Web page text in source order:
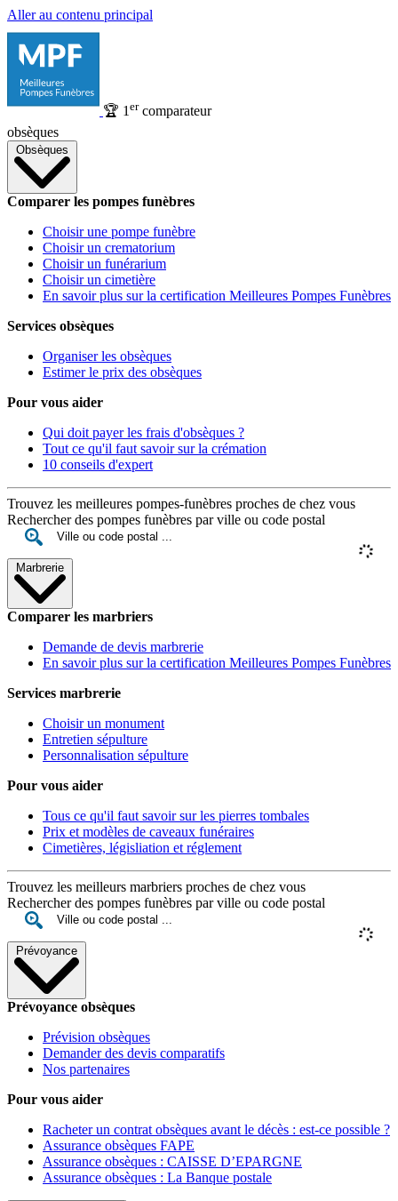
Aller au contenu principal
🏆 1 ercomparateur
obsèques
Obsèques
Comparer les pompes funèbres
Choisir une pompe funèbre
Choisir un crematorium
Choisir un funérarium
Choisir un cimetière
En savoir plus sur la certification Meilleures Pompes Funèbres
Services obsèques
Organiser les obsèques
Estimer le prix des obsèques
Pour vous aider
Qui doit payer les frais d'obsèques ?
Tout ce qu'il faut savoir sur la crémation
10 conseils d'expert
Trouvez les meilleures pompes-funèbres proches de chez vous
Rechercher des pompes funèbres par ville ou code postal
Marbrerie
Comparer les marbriers
Demande de devis marbrerie
En savoir plus sur la certification Meilleures Pompes Funèbres
Services marbrerie
Choisir un monument
Entretien sépulture
Personnalisation sépulture
Pour vous aider
Tous ce qu'il faut savoir sur les pierres tombales
Prix et modèles de caveaux funéraires
Cimetières, législiation et réglement
Trouvez les meilleurs marbriers proches de chez vous
Rechercher des pompes funèbres par ville ou code postal
Prévoyance
Prévoyance obsèques
Prévision obsèques
Demander des devis comparatifs
Nos partenaires
Pour vous aider
Racheter un contrat obsèques avant le décès : est-ce possible ?
Assurance obsèques FAPE
Assurance obsèques : CAISSE D’EPARGNE
Assurance obsèques : La Banque postale